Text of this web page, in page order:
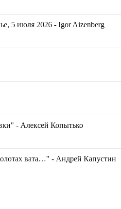
5 июля 2026 - Igor Aizenberg
- Алексей Копытько
вата…" - Андрей Капустин